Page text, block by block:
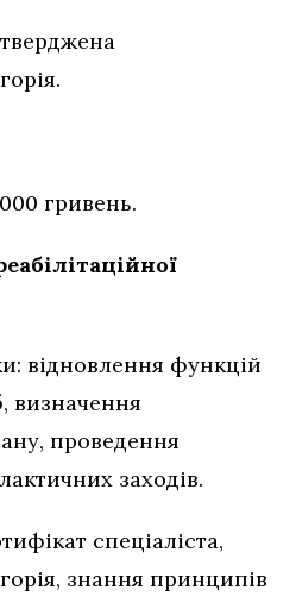
гривень.
відновлення функцій
визначення
проведення
заходів.
спеціаліста,
знання принципів